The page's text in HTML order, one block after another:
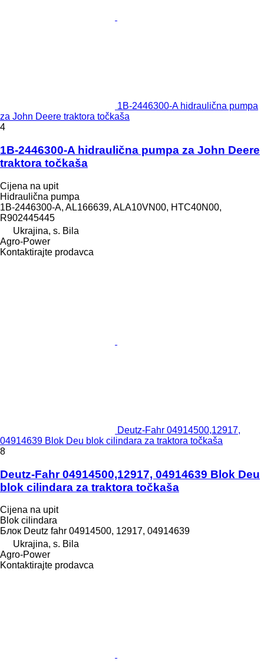
1B-2446300-A hidraulična pumpa
za John Deere traktora točkaša
4
1B-2446300-A hidraulična pumpa za John Deere
traktora točkaša
Cijena na upit
Hidraulična pumpa
1B-2446300-A, AL166639, ALA10VN00, HTC40N00,
R902445445
Ukrajina, s. Bila
Agro-Power
Kontaktirajte prodavca
Deutz-Fahr 04914500,12917,
04914639 Blok Deu blok cilindara za traktora točkaša
8
Deutz-Fahr 04914500,12917, 04914639 Blok Deu
blok cilindara za traktora točkaša
Cijena na upit
Blok cilindara
Блок Deutz fahr 04914500, 12917, 04914639
Ukrajina, s. Bila
Agro-Power
Kontaktirajte prodavca